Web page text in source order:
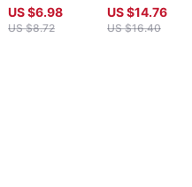
花（上）
US $6.98
US $8.72
US $14.76
US $16.40